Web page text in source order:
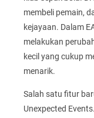
membeli pemain,
kejayaan. Dalam
melakukan
kecil yang cukup
menarik.
Salah satu fitur
Unexpected